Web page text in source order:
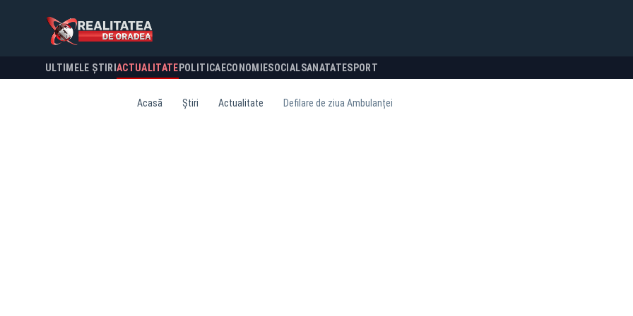
ULTIMELE ȘTIRI ACTUALITATE POLITICA ECONOMIESOCIALSANATATESPORT
Acasă Știri Actualitate Defilare de ziua Ambulanței